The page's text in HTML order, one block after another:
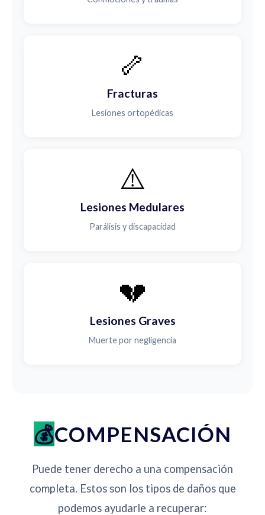
🦴
Fracturas
Lesiones ortopédicas
⚠️
Lesiones Medulares
Parálisis y discapacidad
💔
Lesiones Graves
Muerte por negligencia
COMPENSACIÓN
Puede tener derecho a una compensación
completa. Estos son los tipos de daños que
podemos ayudarle a recuperar: